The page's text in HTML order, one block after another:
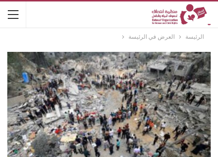
الرئيسة العرض في الرئيسة